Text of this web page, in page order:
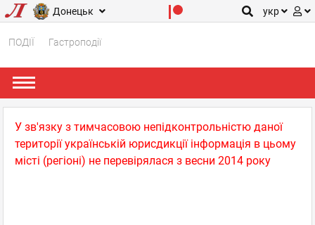
Донецьк укр
ПОДІЇ Гастроподії
У зв'язку з тимчасовою непідконтрольністю даної
території українській юрисдикції інформація в цьому
місті (регіоні) не перевірялася з весни 2014 року